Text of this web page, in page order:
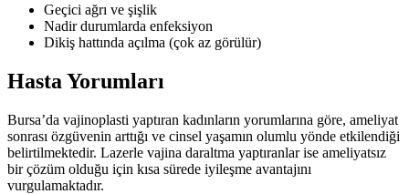
Geçici ağrı ve şişlik
Nadir durumlarda enfeksiyon
Dikiş hattında açılma (çok az görülür)
Hasta Yorumları
Bursa’da vajinoplasti yaptıran kadınların yorumlarına göre, ameliyat
sonrası özgüvenin arttığı ve cinsel yaşamın olumlu yönde etkilendiği
belirtilmektedir. Lazerle vajina daraltma yaptıranlar ise ameliyatsız
bir çözüm olduğu için kısa sürede iyileşme avantajını
vurgulamaktadır.